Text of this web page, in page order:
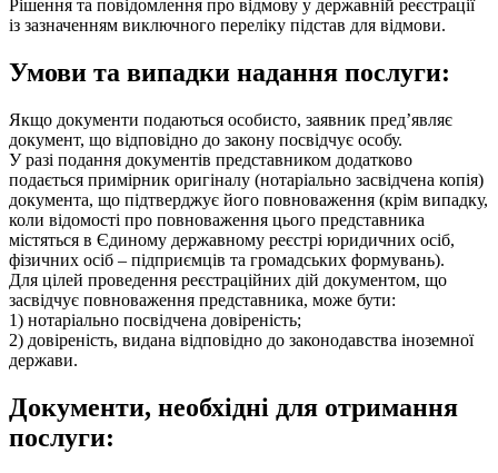
Рішення та повідомлення про відмову у державній реєстрації
із зазначенням виключного переліку підстав для відмови.
Умови та випадки надання послуги:
Якщо документи подаються особисто, заявник пред’являє
документ, що відповідно до закону посвідчує особу.
У разі подання документів представником додатково
подається примірник оригіналу (нотаріально засвідчена копія)
документа, що підтверджує його повноваження (крім випадку,
коли відомості про повноваження цього представника
містяться в Єдиному державному реєстрі юридичних осіб,
фізичних осіб – підприємців та громадських формувань).
Для цілей проведення реєстраційних дій документом, що
засвідчує повноваження представника, може бути:
1) нотаріально посвідчена довіреність;
2) довіреність, видана відповідно до законодавства іноземної
держави.
Документи, необхідні для отримання
послуги: